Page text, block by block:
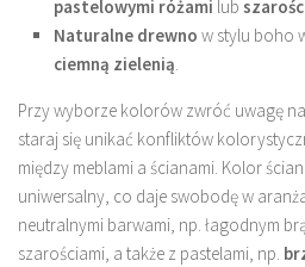
pastelowymi różami lub
Naturalne drewno w stylu boho
ciemną zielenią.
Przy wyborze kolorów zwróć uwagę
staraj się unikać konfliktów
między meblami a ścianami. Kolor
uniwersalny, co daje swobodę w
neutralnymi barwami, np. łagodnym
szarościami, a także z pastelami, np.